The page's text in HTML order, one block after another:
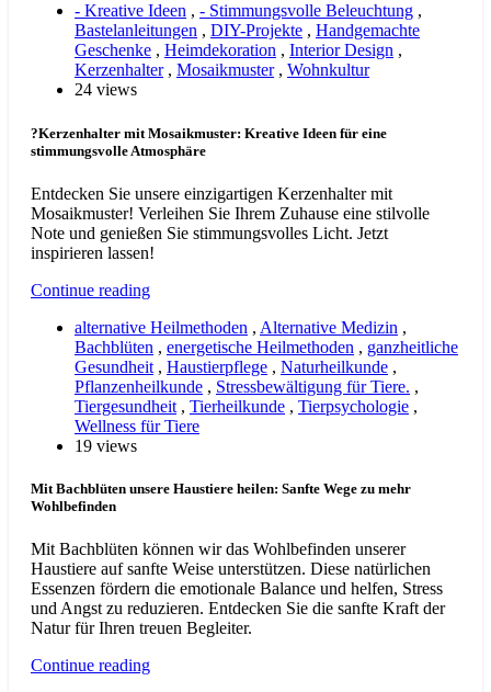
- Kreative Ideen , - Stimmungsvolle Beleuchtung ,
Bastelanleitungen , DIY-Projekte , Handgemachte
Geschenke , Heimdekoration , Interior Design ,
Kerzenhalter, Mosaikmuster, Wohnkultur
24 views
?Kerzenhalter mit Mosaikmuster: Kreative Ideen für eine
stimmungsvolle Atmosphäre
Entdecken Sie unsere einzigartigen Kerzenhalter mit
Mosaikmuster! Verleihen Sie Ihrem Zuhause eine stilvolle
Note und genießen Sie stimmungsvolles Licht. Jetzt
inspirieren lassen!
Continue reading
alternative Heilmethoden , Alternative Medizin ,
Bachblüten , energetische Heilmethoden , ganzheitliche
Gesundheit , Haustierpflege , Naturheilkunde ,
Pflanzenheilkunde , Stressbewältigung für Tiere. ,
Tiergesundheit , Tierheilkunde , Tierpsychologie ,
Wellness für Tiere
19 views
Mit Bachblüten unsere Haustiere heilen: Sanfte Wege zu mehr
Wohlbefinden
Mit Bachblüten können wir das Wohlbefinden unserer
Haustiere auf sanfte Weise unterstützen. Diese natürlichen
Essenzen fördern die emotionale Balance und helfen, Stress
und Angst zu reduzieren. Entdecken Sie die sanfte Kraft der
Natur für Ihren treuen Begleiter.
Continue reading